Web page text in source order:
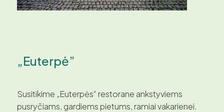
„Euterpė”
Susitikime „Euterpės“ restorane ankstyviems
pusryčiams, gardiems pietums, ramiai vakarienei.